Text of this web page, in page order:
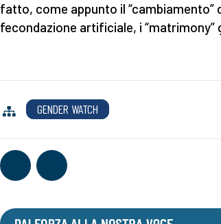
fatto, come appunto il “cambiamento”
fecondazione artificiale, i “matrimony”
GENDER WATCH